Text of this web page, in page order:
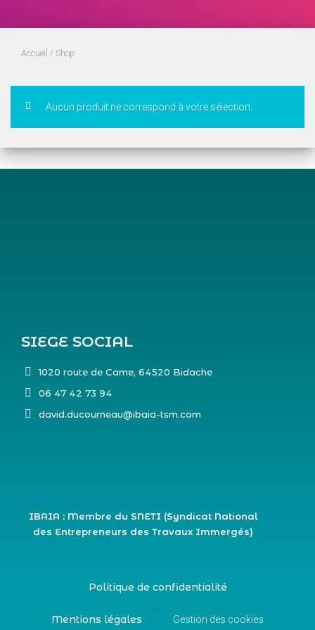
Accueil / Shop
Aucun produit ne correspond à votre sélection.
SIEGE SOCIAL
1020 route de Came, 64520 Bidache
06 47 42 73 94
david.ducourneau@ibaia-tsm.com
IBAIA : Membre du SNETI (Syndicat National
des Entrepreneurs des Travaux Immergés)
Politique de confidentialité
Mentions légales
-
Gestion des cookies